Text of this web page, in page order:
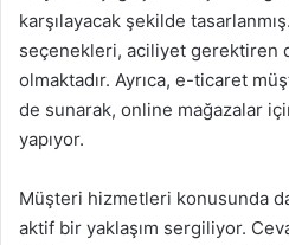
karşılayacak şekilde
seçenekleri, aciliyet gerektiren
olmaktadır. Ayrıca, e-ticaret
de sunarak, online mağazalar
yapıyor.
Müşteri hizmetleri konusunda
aktif bir yaklaşım sergiliyor.